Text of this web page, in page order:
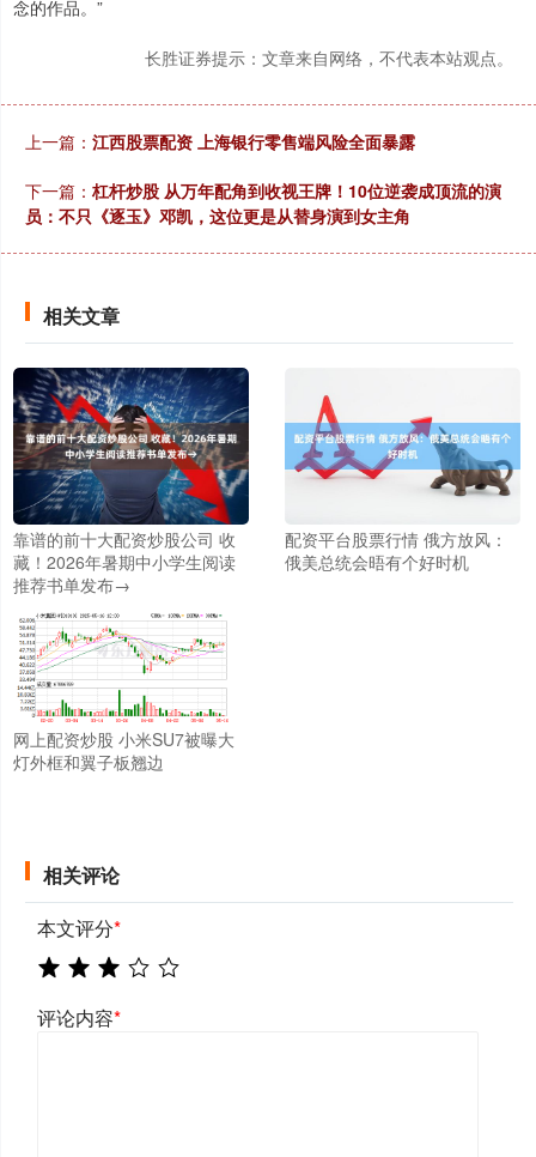
念的作品。”
长胜证券提示：文章来自网络，不代表本站观点。
上一篇： 江西股票配资 上海银行零售端风险全面暴露
下一篇： 杠杆炒股 从万年配角到收视王牌！10位逆袭成顶流的演
员：不只《逐玉》邓凯，这位更是从替身演到女主角
相关文章
靠谱的前十大配资炒股公司 收
藏！2026年暑期中小学生阅读
推荐书单发布→
配资平台股票行情 俄方放风：
俄美总统会晤有个好时机
网上配资炒股 小米SU7被曝大
灯外框和翼子板翘边
相关评论
本文评分*
评论内容*